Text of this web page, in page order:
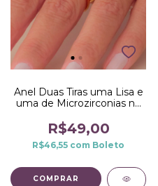
Anel Duas Tiras uma Lisa e
uma de Microzirconias no
R$49,00
R$46,55 com Boleto
COMPRAR